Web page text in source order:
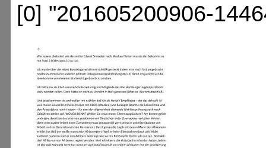
[0] "201605200906-